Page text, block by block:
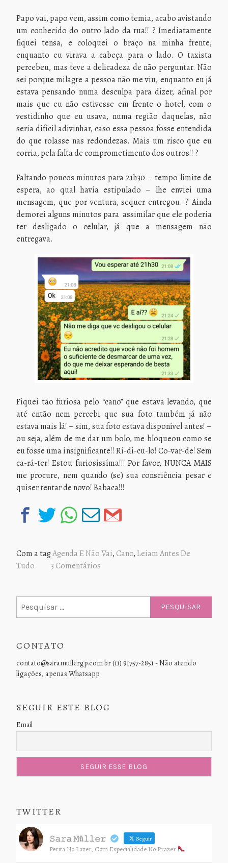
Papo vai, papo vem, assim como temia, acabo avistando
um conhecido do outro lado da rua!! ? Imediatamente
fiquei tensa, e coloquei o braço na minha frente,
enquanto eu virava a cabeça para o lado. O taxista
percebeu, mas teve a delicadeza de não perguntar. Não
sei porque milagre a pessoa não me viu, enquanto eu já
estava pensando numa desculpa para dizer, afinal por
mais que eu não estivesse em frente o hotel, com o
vestidinho que eu usava, numa região daquelas, não
seria difícil adivinhar, caso essa pessoa fosse entendida
do que rolasse nas redondezas. Mais um risco que eu
corria, pela falta de comprometimento dos outros!! ?
Faltando poucos minutos para 21h30 – tempo limite de
espera, ao qual havia estipulado – lhe enviei uma
mensagem, que por ventura, sequer entregou. ? Ainda
demorei alguns minutos para assimilar que ele poderia
ter desligado o celular, já que a mensagem não
entregava.
Fiquei tão furiosa pelo “cano” que estava levando, que
até então nem percebi que sua foto também já não
estava mais lá! – sim, sua foto estava disponível antes! –
ou seja, além de me dar um bolo, me bloqueou como se
eu fosse uma insignificante!! Ri-di-cu-lo! Co-var-de! Sem
ca-rá-ter! Estou furiosissíma!!! Por favor, NUNCA MAIS
me procure, nem quando (se) sua consciência pesar e
quiser tentar de novo! Babaca!!!
Com a tagAgenda E Não Vai, Cano,Leiam Antes De
Tudo
3 Comentários
por:
CONTATO
contato@saramullergp.com.br (11) 91757-2851 - Não atendo
ligações, apenas Whatsapp
SEGUIR ESTE BLOG
Email
TWITTER
𝚂𝚊𝚛𝚊 𝙼ü𝚕𝚕𝚎𝚛 Seguir
Perita No Lazer, Com Especialidade No Prazer